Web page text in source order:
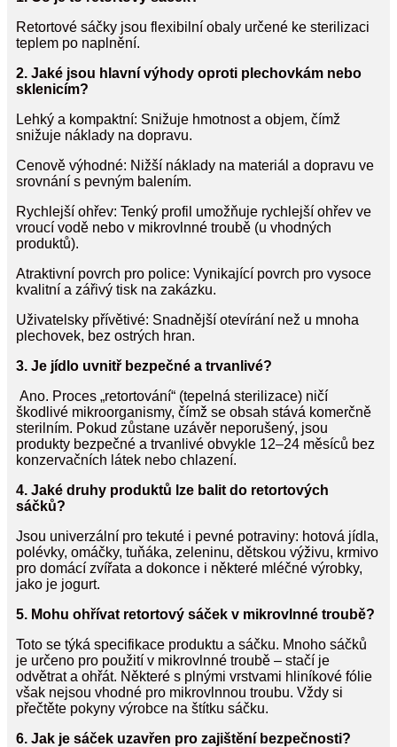
Retortové sáčky jsou flexibilní obaly určené ke sterilizaci
teplem po naplnění.
2. Jaké jsou hlavní výhody oproti plechovkám nebo
sklenicím?
Lehký a kompaktní: Snižuje hmotnost a objem, čímž
snižuje náklady na dopravu.
Cenově výhodné: Nižší náklady na materiál a dopravu ve
srovnání s pevným balením.
Rychlejší ohřev: Tenký profil umožňuje rychlejší ohřev ve
vroucí vodě nebo v mikrovlnné troubě (u vhodných
produktů).
Atraktivní povrch pro police: Vynikající povrch pro vysoce
kvalitní a zářivý tisk na zakázku.
Uživatelsky přívětivé: Snadnější otevírání než u mnoha
plechovek, bez ostrých hran.
3. Je jídlo uvnitř bezpečné a trvanlivé?
Ano. Proces „retortování“ (tepelná sterilizace) ničí
škodlivé mikroorganismy, čímž se obsah stává komerčně
sterilním. Pokud zůstane uzávěr neporušený, jsou
produkty bezpečné a trvanlivé obvykle 12–24 měsíců bez
konzervačních látek nebo chlazení.
4. Jaké druhy produktů lze balit do retortových
sáčků?
Jsou univerzální pro tekuté i pevné potraviny: hotová jídla,
polévky, omáčky, tuňáka, zeleninu, dětskou výživu, krmivo
pro domácí zvířata a dokonce i některé mléčné výrobky,
jako je jogurt.
5. Mohu ohřívat retortový sáček v mikrovlnné troubě?
Toto se týká specifikace produktu a sáčku. Mnoho sáčků
je určeno pro použití v mikrovlnné troubě – stačí je
odvětrat a ohřát. Některé s plnými vrstvami hliníkové fólie
však nejsou vhodné pro mikrovlnnou troubu. Vždy si
přečtěte pokyny výrobce na štítku sáčku.
6. Jak je sáček uzavřen pro zajištění bezpečnosti?